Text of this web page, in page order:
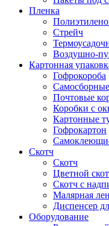
Пленка
Стрейч
Воздушно-
Картонная
Гофрокороба
Почтовые
Коробки с
Картонные
Гофрокартон
Скотч
Скотч
Цветной
Скотч с
Малярная
Диспенсер
Оборудование